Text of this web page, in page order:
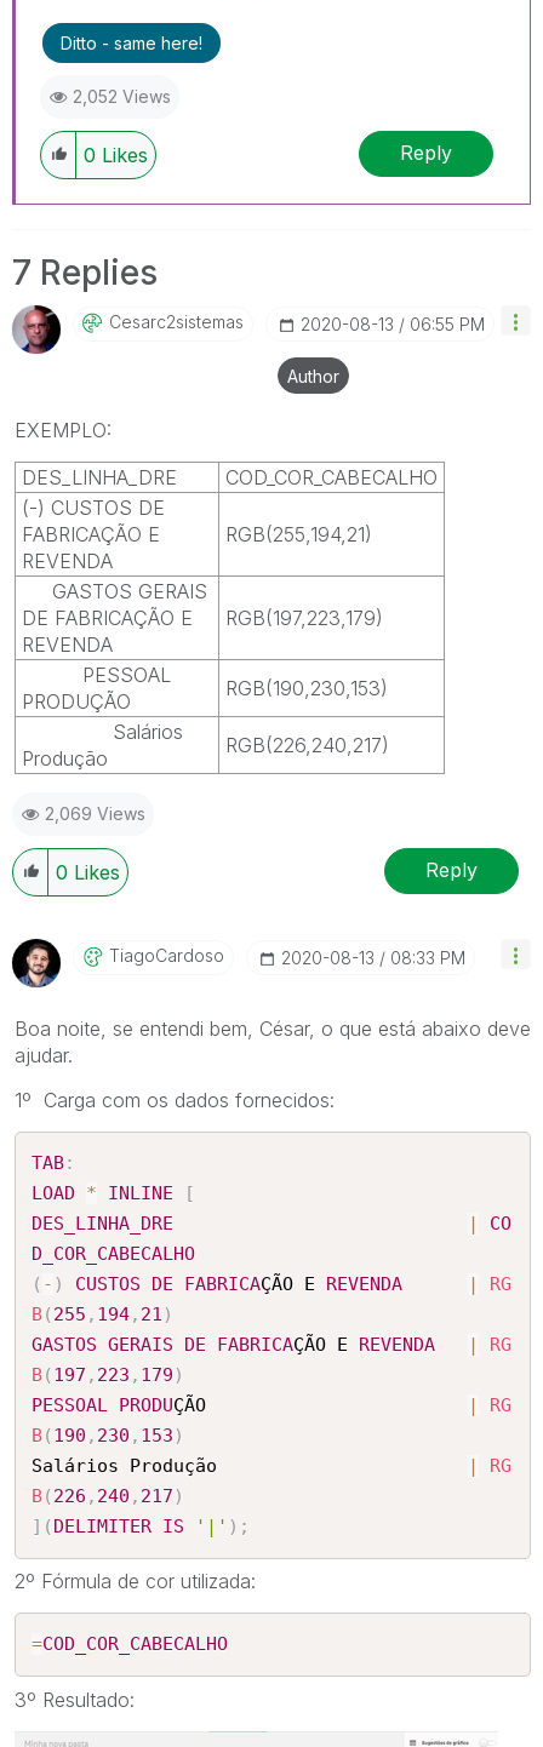
Ditto - same here!
2,052 Views
0 Likes Reply
7 Replies
Cesarc2sistemas ‎2020-08-13 06:55 PM
Author
EXEMPLO:
DES_LINHA_DRE
COD_COR_CABECALHO
(-) CUSTOS DE
FABRICAÇÃO E
REVENDA
RGB(255,194,21)
GASTOS GERAIS
DE FABRICAÇÃO E
REVENDA
RGB(197,223,179)
PESSOAL
PRODUÇÃO
RGB(190,230,153)
Salários
Produção
RGB(226,240,217)
2,069 Views
0 Likes Reply
TiagoCardoso ‎2020-08-13 08:33 PM
Boa noite, se entendi bem, César, o que está abaixo deve
ajudar.
1º Carga com os dados fornecidos:
TAB:
LOAD
* INLINE
[
DES_LINHA_DRE
|
CO
D_COR_CABECALHO
( - ) CUSTOS DE FABRICAÇÃO E REVENDA |
RG
B( 255 , 194, 21 )
GASTOS GERAIS DE FABRICAÇÃO E REVENDA |
RG
B( 197 , 223 , 179 )
PESSOAL
PRODU |
RG
B( 190 , 230 , 153 )
|
RG
B( 226 , 240 , 217 )
] ( DELIMITER IS '|' ) ;
2º Fórmula de cor utilizada:
=COD_COR_CABECALHO
3º Resultado: